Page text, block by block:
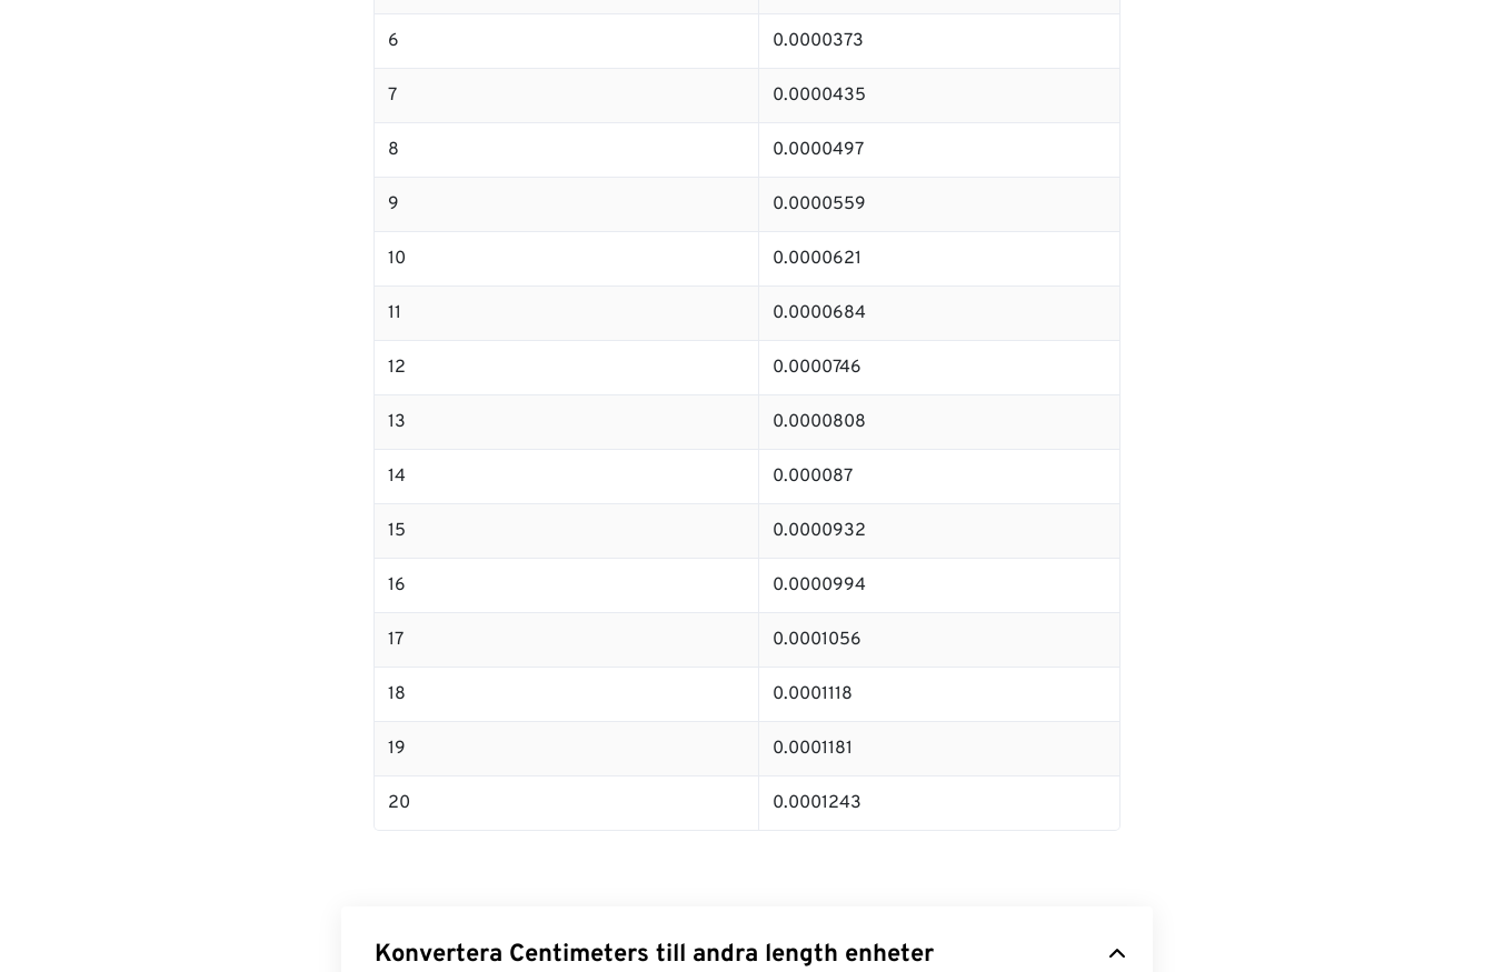
6 0.0000373
7 0.0000435
8 0.0000497
9 0.0000559
10 0.0000621
11 0.0000684
12 0.0000746
13 0.0000808
14 0.000087
15 0.0000932
16 0.0000994
17 0.0001056
18 0.0001118
19 0.0001181
20 0.0001243
Konvertera Centimeters till andra length enheter